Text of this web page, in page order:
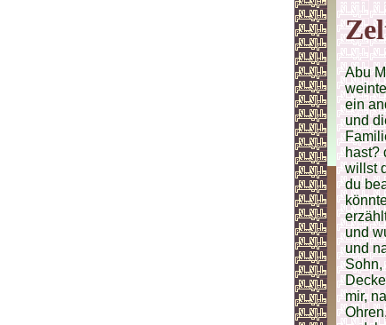
Abu
ein
und
hast?
willst
du
und
und
Sohn,
mir,